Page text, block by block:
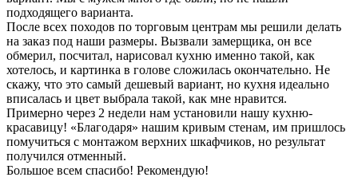
подходящего варианта.
После всех походов по торговым центрам мы решили делать
на заказ под наши размеры. Вызвали замерщика, он все
обмерил, посчитал, нарисовал кухню именно такой, как
хотелось, и картинка в голове сложилась окончательно. Не
скажу, что это самый дешевый вариант, но кухня идеально
вписалась и цвет выбрала такой, как мне нравится.
Примерно через 2 недели нам установили нашу кухню-
красавицу! «Благодаря» нашим кривым стенам, им пришлось
помучиться с монтажом верхних шкафчиков, но результат
получился отменный.
Большое всем спасибо! Рекомендую!